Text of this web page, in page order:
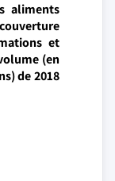
aliments
et
(en
de 2018